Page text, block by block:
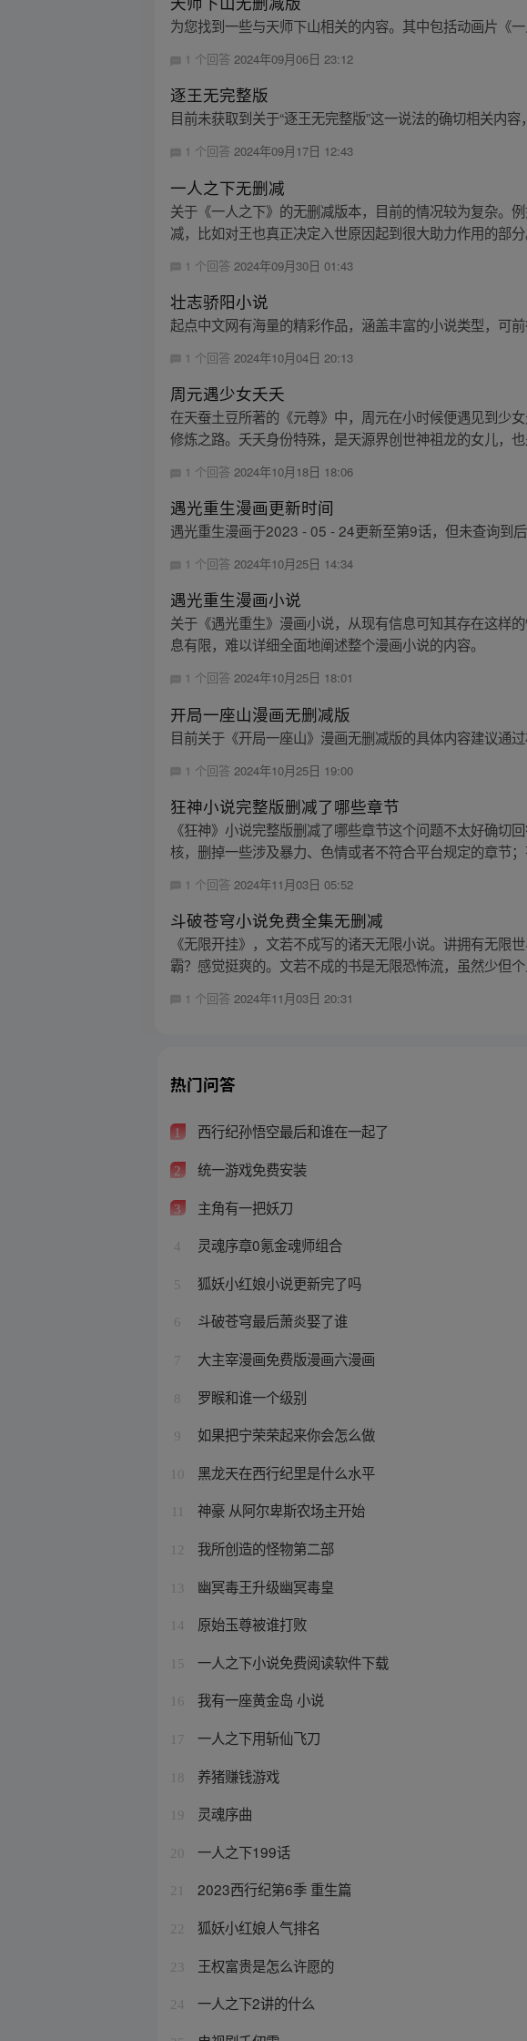
为您找到一些与天师下山相关的内容。其中包括动画片《
1 个回答2024年09月06日 23:12
逐王无完整版
目前未获取到关于“逐王无完整版”这一说法的确切相关内容
1 个回答2024年09月17日 12:43
一人之下无删减
关于《一人之下》的无删减版本，目前的情况较为复杂。
减，比如对王也真正决定入世原因起到很大助力作用的部
1 个回答 2024年09月30日 01:43
壮志骄阳小说
起点中文网有海量的精彩作品，涵盖丰富的小说类型，可
1 个回答 2024年10月04日 20:13
周元遇少女夭夭
在天蚕土豆所著的《元尊》中，周元在小时候便遇见到少
修炼之路。夭夭身份特殊，是天源界创世神祖龙的女儿，
1 个回答2024年10月18日 18:06
遇光重生漫画更新时间
遇光重生漫画于2023 - 05 - 24更新至第9话，但未查询到后
1 个回答2024年10月25日 14:34
遇光重生漫画小说
关于《遇光重生》漫画小说，从现有信息可知其存在这样
息有限，难以详细全面地阐述整个漫画小说的内容。
1 个回答2024年10月25日 18:01
开局一座山漫画无删减版
目前关于《开局一座山》漫画无删减版的具体内容建议通过
1 个回答 2024年10月25日 19:00
狂神小说完整版删减了哪些章节
《狂神》小说完整版删减了哪些章节这个问题不太好确
核，删掉一些涉及暴力、色情或者不符合平台规定的章节
1 个回答 2024年11月03日 05:52
斗破苍穹小说免费全集无删减
《无限开挂》，文若不成写的诸天无限小说。讲拥有无
霸？感觉挺爽的。文若不成的书是无限恐怖流，虽然少但
1 个回答2024年11月03日 20:31
热门问答
1 西行纪孙悟空最后和谁在一起了
2 统一游戏免费安装
3 主角有一把妖刀
4 灵魂序章0氪金魂师组合
5 狐妖小红娘小说更新完了吗
6 斗破苍穹最后萧炎娶了谁
7 大主宰漫画免费版漫画六漫画
8 罗睺和谁一个级别
9 如果把宁荣荣起来你会怎么做
10 黑龙天在西行纪里是什么水平
神豪 从阿尔卑斯农场主开始
12 我所创造的怪物第二部
13 幽冥毒王升级幽冥毒皇
14 原始玉尊被谁打败
15 一人之下小说免费阅读软件下载
16 我有一座黄金岛 小说
17 一人之下用斩仙飞刀
18 养猪赚钱游戏
19 灵魂序曲
20 一人之下199话
21 2023西行纪第6季 重生篇
22 狐妖小红娘人气排名
23 王权富贵是怎么许愿的
24 一人之下2讲的什么